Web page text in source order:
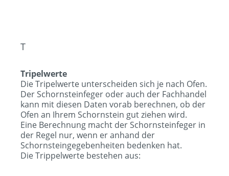
T
Tripelwerte
Die Tripelwerte unterscheiden sich je nach Ofen.
Der Schornsteinfeger oder auch der Fachhandel
kann mit diesen Daten vorab berechnen, ob der
Ofen an Ihrem Schornstein gut ziehen wird.
Eine Berechnung macht der Schornsteinfeger in
der Regel nur, wenn er anhand der
Schornsteingegebenheiten bedenken hat.
Die Trippelwerte bestehen aus: